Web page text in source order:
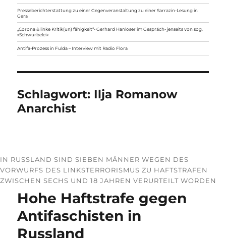
Presseberichterstattung zu einer Gegenveranstaltung zu einer Sarrazin-Lesung in
Gera
„Corona & linke Kritik(un) fähigkeit“- Gerhard Hanloser im Gespräch- jenseits von sog.
»Schwurbelei«
Antifa-Prozess in Fulda – Interview mit Radio Flora
Schlagwort: Ilja Romanow
Anarchist
IN RUSSLAND SIND SIEBEN MÄNNER WEGEN DES
VORWURFS DES LINKSTERRORISMUS ZU HAFTSTRAFEN
ZWISCHEN SECHS UND 18 JAHREN VERURTEILT WORDEN
Hohe Haftstrafe gegen
Antifaschisten in
Russland